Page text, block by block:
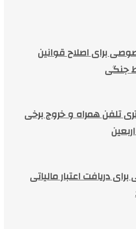
برای اصلاح قوانین
جنگی
تلفن همراه و خروج برخی
دریافت اعتبار مالیاتی